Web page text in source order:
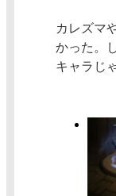
カレズマ
かった。
キャラじ